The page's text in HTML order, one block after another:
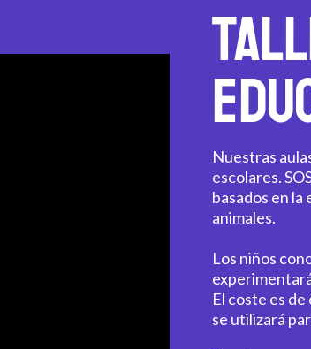
Nuestras
escolares.
basados en la
animales.
Los niños
El coste es
se utilizará